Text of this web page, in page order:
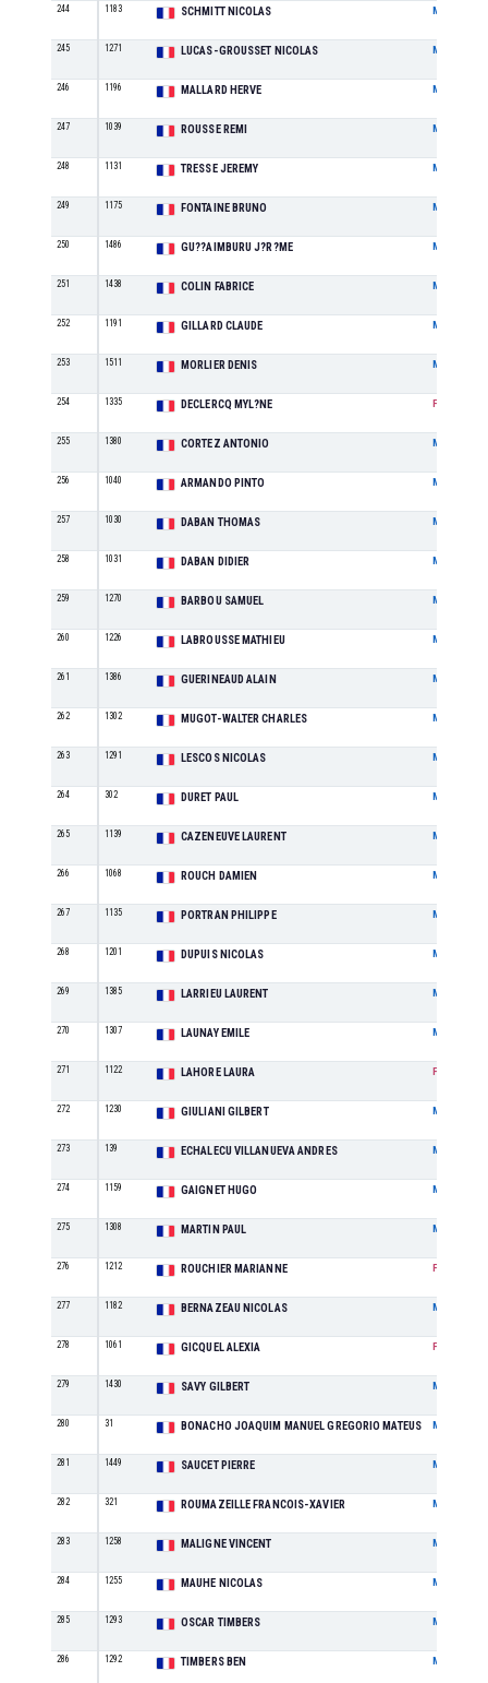
244 1183 SCHMITT NICOLAS M
245 1271 LUCAS-GROUSSET NICOLAS M
246 1196 MALLARD HERVE M
247 1039 ROUSSE REMI M
248 1131 TRESSE JEREMY M
249 1175 FONTAINE BRUNO M
250 1486 GU??AIMBURU J?R?ME M
251 1438 COLIN FABRICE M
252 1191 GILLARD CLAUDE M
253 1511 MORLIER DENIS M
254 1335 DECLERCQ MYL?NE F
255 1380 CORTEZ ANTONIO M
256 1040 ARMANDO PINTO M
257 1030 DABAN THOMAS M
258 1031 DABAN DIDIER M
259 1270 BARBOU SAMUEL M
260 1226 LABROUSSE MATHIEU M
261 1386 GUERINEAUD ALAIN M
262 1302 MUGOT-WALTER CHARLES M
263 1291 LESCOS NICOLAS M
264 302 DURET PAUL M
265 1139 CAZENEUVE LAURENT M
266 1068 ROUCH DAMIEN M
267 1135 PORTRAN PHILIPPE M
268 1201 DUPUIS NICOLAS M
269 1385 LARRIEU LAURENT M
270 1307 LAUNAY EMILE M
271 1122 LAHORE LAURA F
272 1230 GIULIANI GILBERT M
273 139 ECHALECU VILLANUEVA ANDRES M
274 1159 GAIGNET HUGO M
275 1308 MARTIN PAUL M
276 1212 ROUCHIER MARIANNE F
277 1182 BERNAZEAU NICOLAS M
278 1061 GICQUEL ALEXIA F
279 1430 SAVY GILBERT M
280 31 BONACHO JOAQUIM MANUEL GREGORIO MATEUS M
281 1449 SAUCET PIERRE M
282 321 ROUMAZEILLE FRANCOIS-XAVIER M
283 1258 MALIGNE VINCENT M
284 1255 MAUHE NICOLAS M
285 1293 OSCAR TIMBERS M
286 1292 TIMBERS BEN M